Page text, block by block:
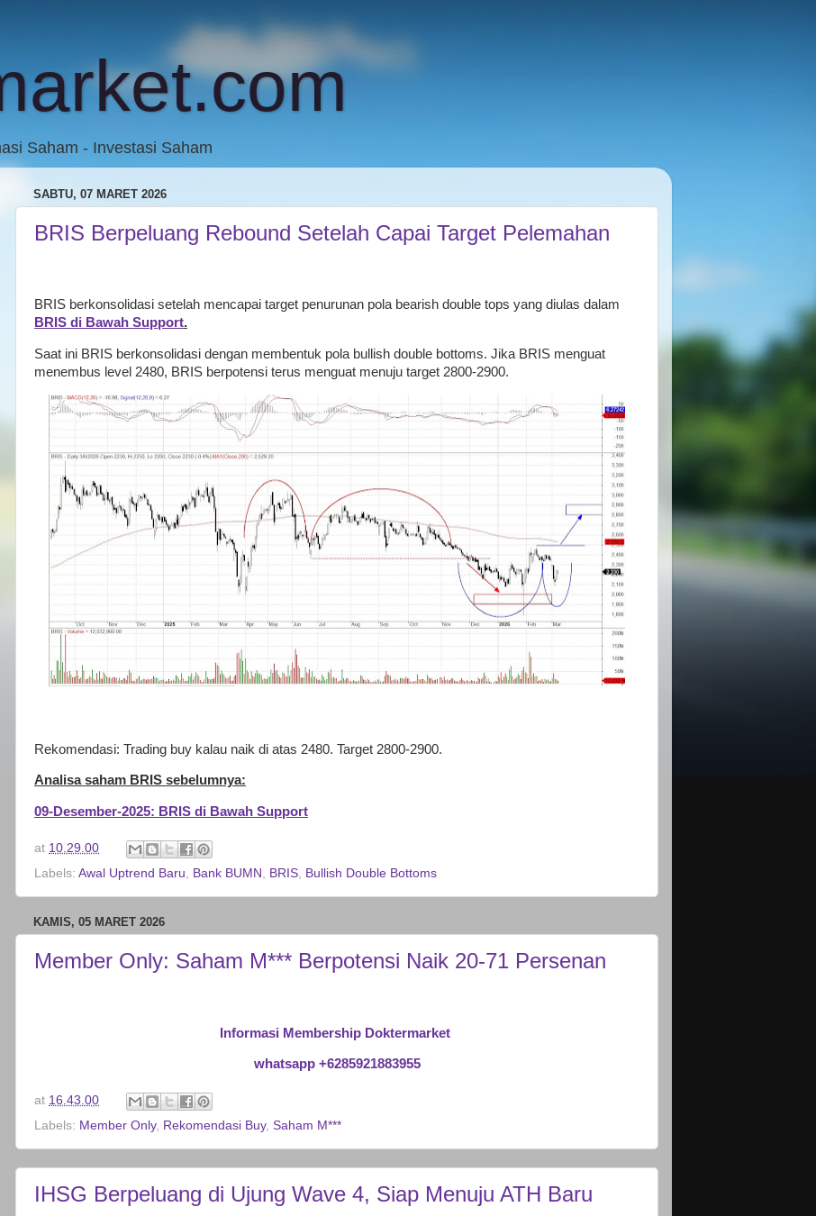
Saham - Investasi Saham
SABTU, 07 MARET 2026
BRIS Berpeluang Rebound Setelah Capai Target Pelemahan
BRIS berkonsolidasi setelah mencapai target penurunan pola bearish double tops yang diulas dalam
BRIS di Bawah Support.
Saat ini BRIS berkonsolidasi dengan membentuk pola bullish double bottoms. Jika BRIS menguat
menembus level 2480, BRIS berpotensi terus menguat menuju target 2800-2900.
Rekomendasi: Trading buy kalau naik di atas 2480. Target 2800-2900.
Analisa saham BRIS sebelumnya:
09-Desember-2025: BRIS di Bawah Support
at 10.29.00
Labels: Awal Uptrend Baru Bank BUMN BRIS Bullish Double Bottoms
KAMIS, 05 MARET 2026
Member Only: Saham M*** Berpotensi Naik 20-71 Persenan
Informasi Membership Doktermarket
whatsapp +6285921883955
at 16.43.00
Labels: Member Only, Rekomendasi Buy, Saham M***
IHSG Berpeluang di Ujung Wave 4, Siap Menuju ATH Baru